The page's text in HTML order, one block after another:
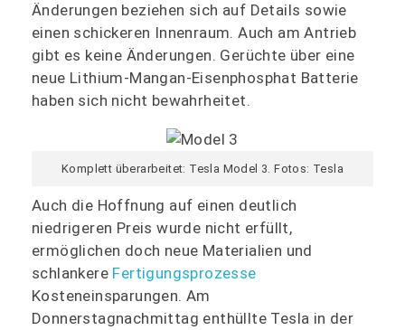
Änderungen beziehen sich auf Details sowie
einen schickeren Innenraum. Auch am Antrieb
gibt es keine Änderungen. Gerüchte über eine
neue Lithium-Mangan-Eisenphosphat Batterie
haben sich nicht bewahrheitet.
Komplett überarbeitet: Tesla Model 3. Fotos: Tesla
Auch die Hoffnung auf einen deutlich
niedrigeren Preis wurde nicht erfüllt,
ermöglichen doch neue Materialien und
schlankere Fertigungsprozesse
Kosteneinsparungen. Am
Donnerstagnachmittag enthüllte Tesla in der